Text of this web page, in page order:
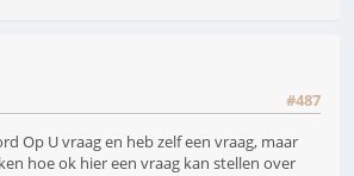
#487
Op U vraag en heb zelf een vraag, maar
hoe ok hier een vraag kan stellen over